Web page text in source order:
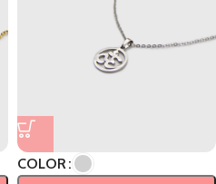
COLOR